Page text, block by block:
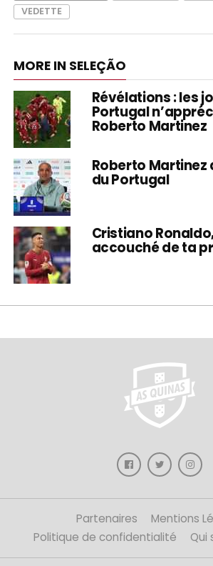
VEDETTE
MORE IN SELEÇÃO
Révélations : les
Portugal
Roberto Martinez
Roberto Martinez
du Portugal
Cristiano
accouché de ta
Partenaires
Mentions
Politique de confidentialité
Qui